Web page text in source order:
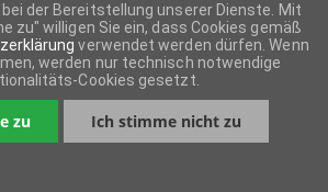
der Bereitstellung unserer Dienste. Mit
zu" willigen Sie ein, dass Cookies gemäß
verwendet werden dürfen. Wenn
werden nur technisch notwendige
Cookies gesetzt.
zu Ich stimme nicht zu